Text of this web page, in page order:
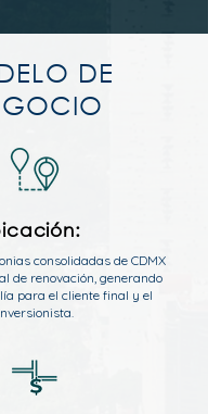
DE
consolidadas de CDMX
de renovación, generando
para el cliente final y el